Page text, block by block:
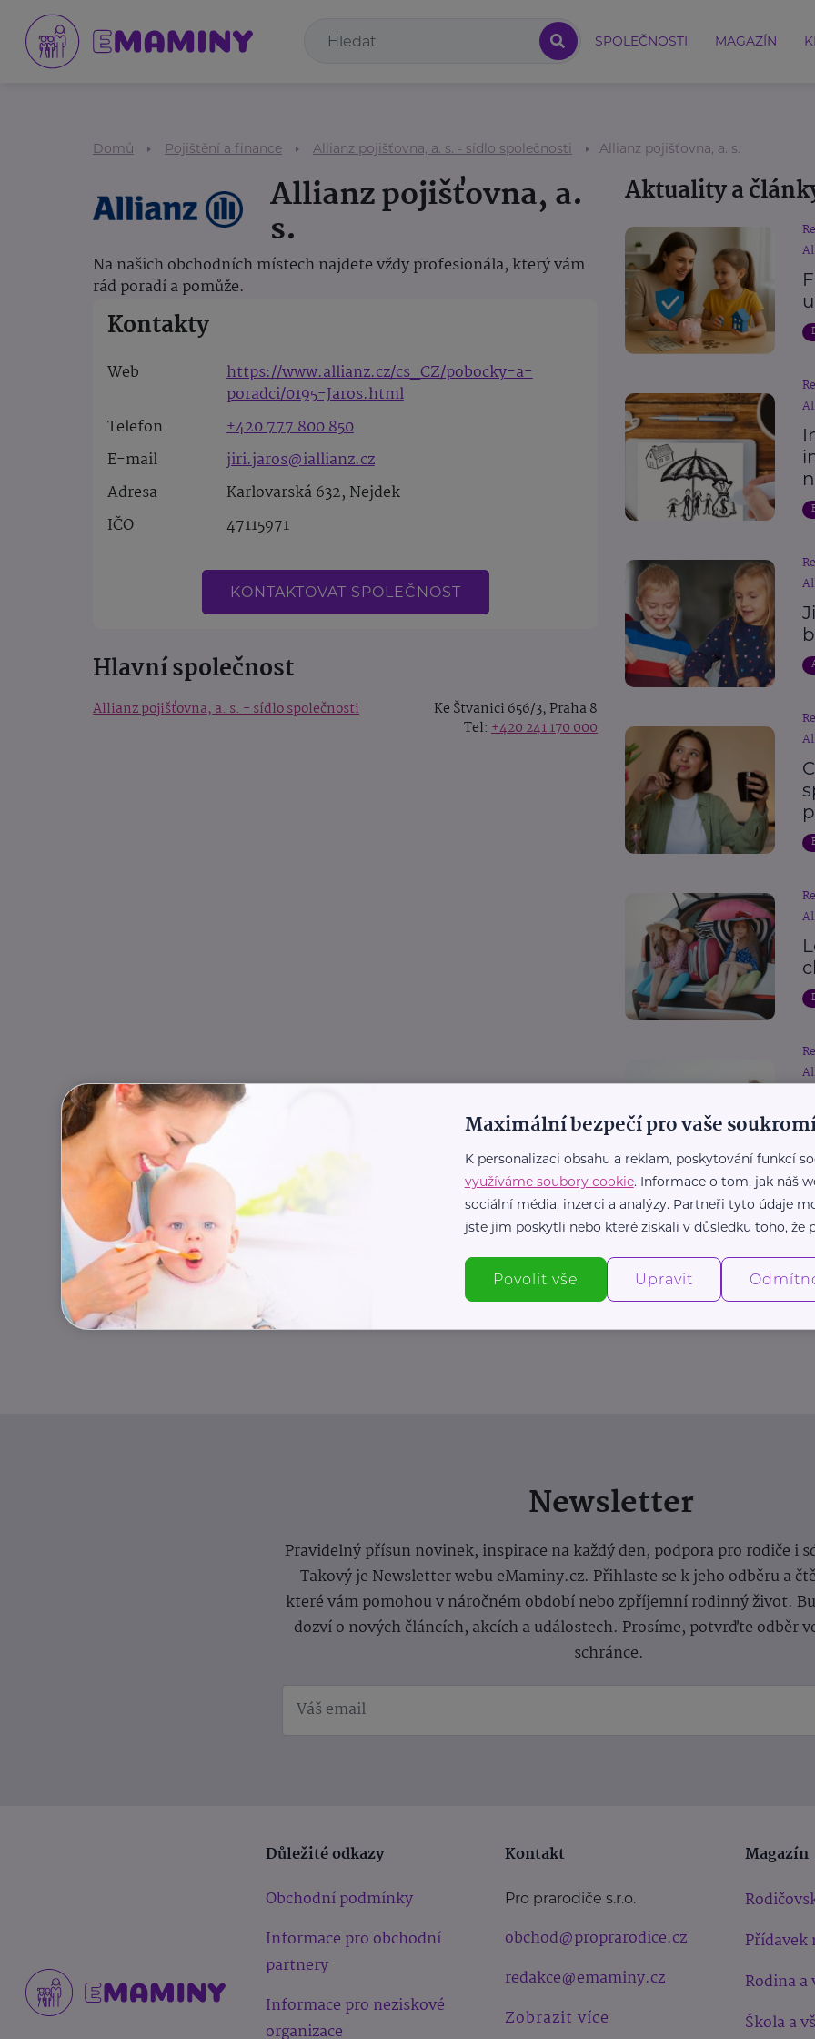
SPOLEČNOSTI MAGAZÍN
Domů Pojištění a finance Allianz pojišťovna, a. s. - sídlo společnosti Allianz pojišťovna, a. s.
Allianz pojišťovna, a.
s.
Na našich obchodních místech najdete vždy profesionála, který vám
rád poradí a pomůže.
Kontakty
Web
https://www.allianz.cz/cs_CZ/pobocky-a-
poradci/0195-Jaros.html
Telefon
+420 777 800 850
E-mail
jiri.jaros@iallianz.cz
Adresa
Karlovarská 632, Nejdek
IČO
47115971
KONTAKTOVAT SPOLEČNOST
Hlavní společnost
Allianz pojišťovna, a. s. - sídlo společnosti
Ke Štvanici 656/3, Praha 8
Tel: +420 241 170 000
Aktuality a
Newsletter
Pravidelný přísun novinek, inspirace na každý den, podpora pro rodiče i
Takový je Newsletter webu eMaminy.cz. Přihlaste se k jeho odběru a
které vám pomohou v náročném období nebo zpříjemní rodinný život.
dozví o nových článcích, akcích a událostech. Prosíme, potvrďte odběr
schránce.
Důležité odkazy
Obchodní podmínky
Informace pro obchodní
partnery
Informace pro neziskové
organizace
Kontakt
Pro prarodiče s.r.o.
obchod@proprarodice.cz
redakce@emaminy.cz
Zobrazit více
Magazín
Přídavek
Rodina a
Škola a
Maximální bezpečí pro vaše
K personalizaci obsahu a reklam, poskytování funkcí
využíváme soubory cookie. Informace o tom, jak náš
sociální média, inzerci a analýzy. Partneři tyto údaje
jste jim poskytli nebo které získali v důsledku toho, že
Povolit vše Upravit